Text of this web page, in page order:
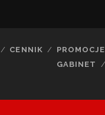
CENNIK PROMOCJE
GABINET